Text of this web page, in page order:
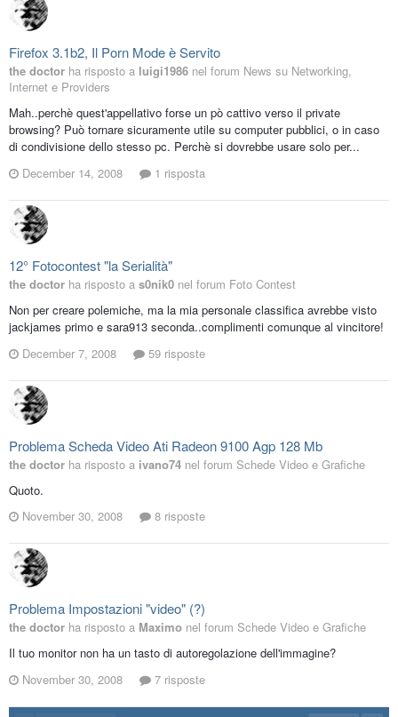
Firefox 3.1b2, Il Porn Mode è Servito
the doctor ha risposto a luigi1986 nel forum News su Networking,
Internet e Providers
Mah..perchè quest'appellativo forse un pò cattivo verso il private
browsing? Può tornare sicuramente utile su computer pubblici, o in caso
di condivisione dello stesso pc. Perchè si dovrebbe usare solo per...
December 14, 2008
1 risposta
12° Fotocontest "la Serialità"
the doctor ha risposto a s0nik0 nel forum Foto Contest
Non per creare polemiche, ma la mia personale classifica avrebbe visto
jackjames primo e sara913 seconda..complimenti comunque al vincitore!
December 7, 2008
59 risposte
Problema Scheda Video Ati Radeon 9100 Agp 128 Mb
the doctor ha risposto a ivano74 nel forum Schede Video e Grafiche
Quoto.
November 30, 2008
8 risposte
Problema Impostazioni "video" (?)
the doctor ha risposto a Maximo nel forum Schede Video e Grafiche
Il tuo monitor non ha un tasto di autoregolazione dell'immagine?
November 30, 2008
7 risposte